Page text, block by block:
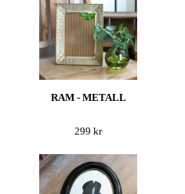
RAM - METALL
299 kr